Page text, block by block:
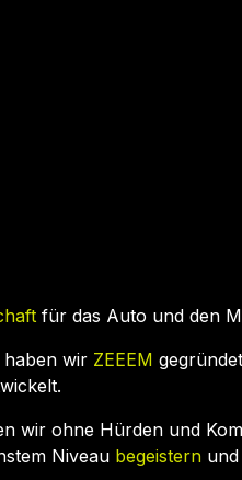
für das Auto und den
haben wir ZEEEM
wir ohne Hürden und
Niveau begeistern und